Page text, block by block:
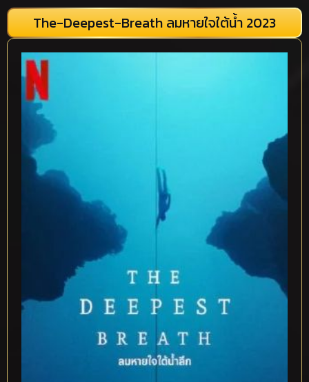
The-Deepest-Breath ลมหายใจใต้น้ำ 2023